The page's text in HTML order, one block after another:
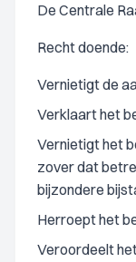
De Centrale
Recht doende:
Vernietigt de
Verklaart het
Vernietigt het
zover dat
bijzondere
Herroept het
Veroordeelt